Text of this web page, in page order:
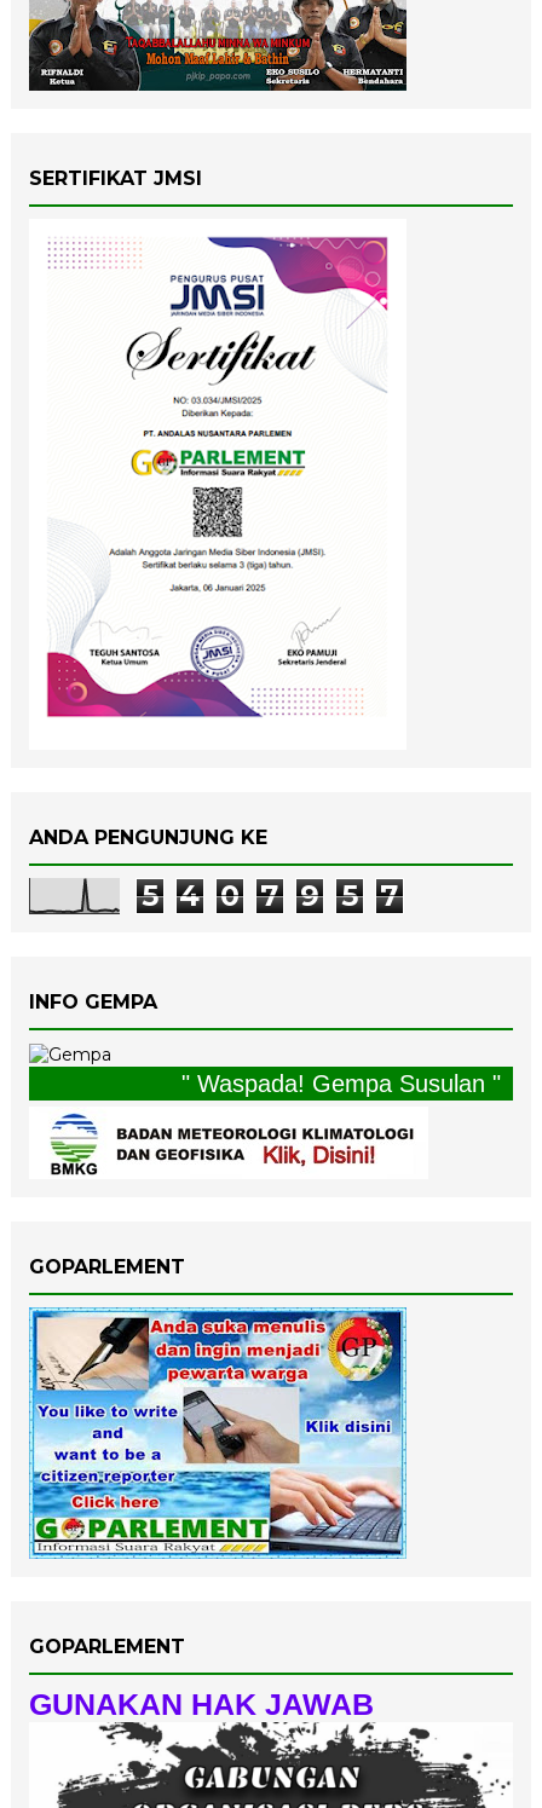
SERTIFIKAT JMSI
ANDA PENGUNJUNG KE
5 4 0 7 9 5 7
INFO GEMPA
" Waspada! Gempa Susulan "
GOPARLEMENT
GOPARLEMENT
GUNAKAN HAK JAWAB